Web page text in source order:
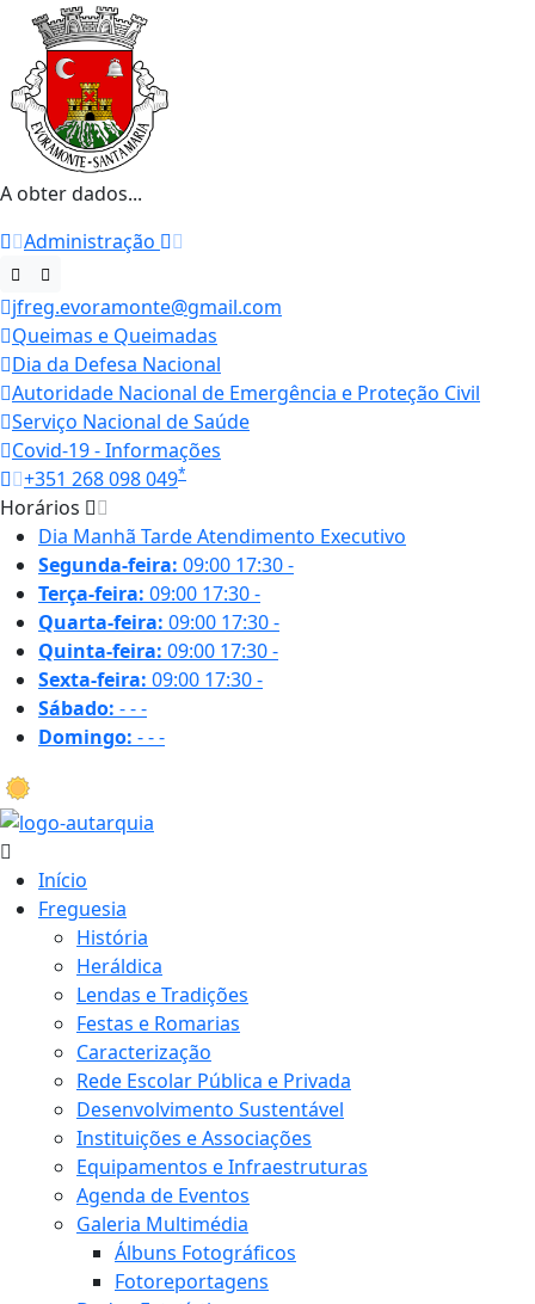
A obter dados...
Administração
jfreg.evoramonte@gmail.com
Queimas e Queimadas
Dia da Defesa Nacional
Autoridade Nacional de Emergência e Proteção Civil
Serviço Nacional de Saúde
Covid-19 - Informações
+351 268 098 049*
Horários
Dia Manhã TardeAtendimento Executivo
Segunda-feira: 09:00 17:30-
Terça-feira: 09:00 17:30-
Quarta-feira: 09:00 17:30-
Quinta-feira: 09:00 17:30-
Sexta-feira: 09:00 17:30-
Sábado: ---
Domingo: ---
Início
Freguesia
História
Heráldica
Lendas e Tradições
Festas e Romarias
Caracterização
Rede Escolar Pública e Privada
Desenvolvimento Sustentável
Instituições e Associações
Equipamentos e Infraestruturas
Agenda de Eventos
Galeria Multimédia
Álbuns Fotográficos
Fotoreportagens